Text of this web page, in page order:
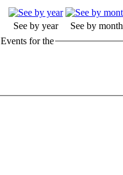
See by year See by month
Events for the